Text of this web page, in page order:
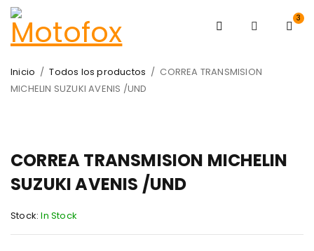
3
Inicio / Todos los productos / CORREA TRANSMISION
MICHELIN SUZUKI AVENIS /UND
CORREA TRANSMISION MICHELIN
SUZUKI AVENIS /UND
Stock: In Stock